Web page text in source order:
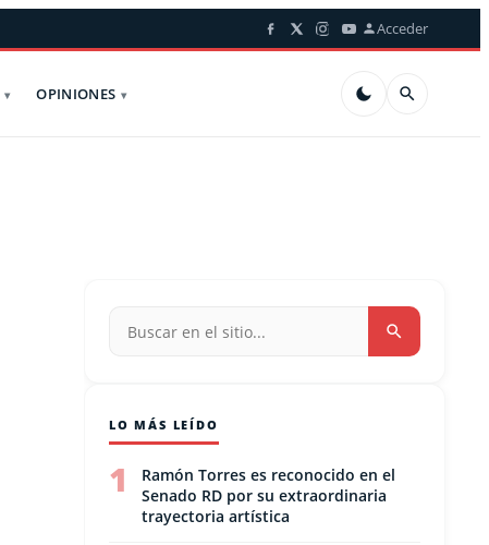
Acceder
OPINIONES
LO MÁS LEÍDO
1
Ramón Torres es reconocido en el
Senado RD por su extraordinaria
trayectoria artística